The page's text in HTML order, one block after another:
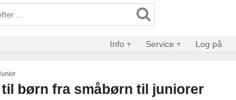
Info Service Log på
børn fra småbørn til juniorer